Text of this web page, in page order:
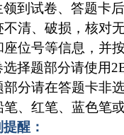
领到试卷、答题卡
不清、破损，核对
位号等信息，并
选择题部分请使用
部分请在答题卡非
、红笔、蓝色笔
醒：